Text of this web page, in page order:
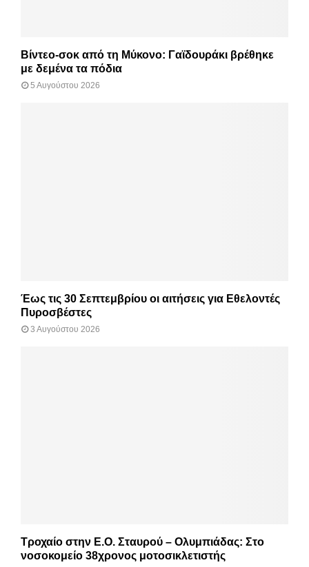
Βίντεο-σοκ από τη Μύκονο: Γαϊδουράκι βρέθηκε
με δεμένα τα πόδια
5 Αυγούστου 2026
Έως τις 30 Σεπτεμβρίου οι αιτήσεις για Εθελοντές
Πυροσβέστες
3 Αυγούστου 2026
Τροχαίο στην Ε.Ο. Σταυρού – Ολυμπιάδας: Στο
νοσοκομείο 38χρονος μοτοσικλετιστής